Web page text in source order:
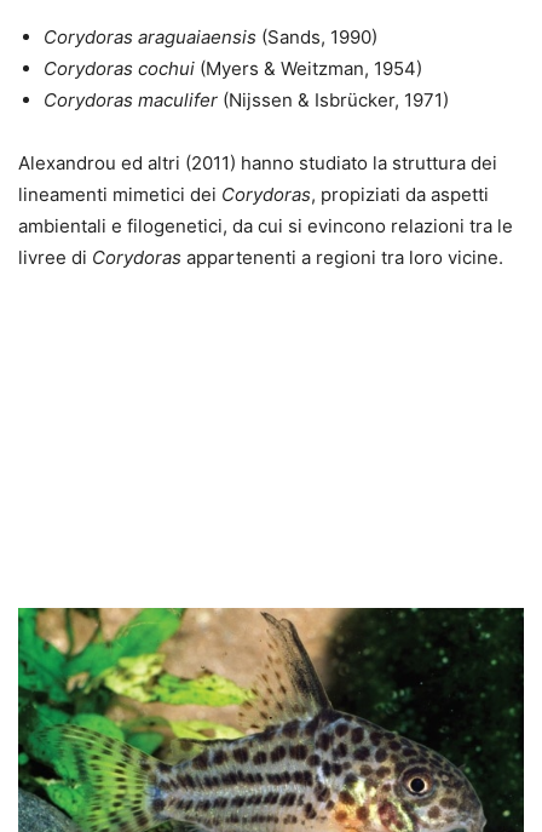
Corydoras araguaiaensis (Sands, 1990)
Corydoras cochui (Myers & Weitzman, 1954)
Corydoras maculifer (Nijssen & Isbrücker, 1971)
Alexandrou ed altri (2011) hanno studiato la struttura dei
lineamenti mimetici dei Corydoras, propiziati da aspetti
ambientali e filogenetici, da cui si evincono relazioni tra le
livree di Corydoras appartenenti a regioni tra loro vicine.